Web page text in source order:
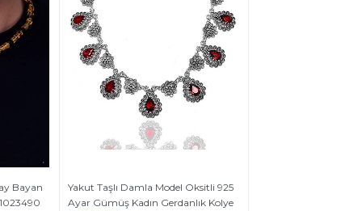
Bayan
Yakut Taşlı Damla Model Oksitli 925
Ayar Gümüş Kadın Gerdanlık Kolye